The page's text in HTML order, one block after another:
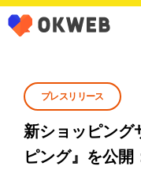
プレスリリース
新ショッピング
ピング』を公